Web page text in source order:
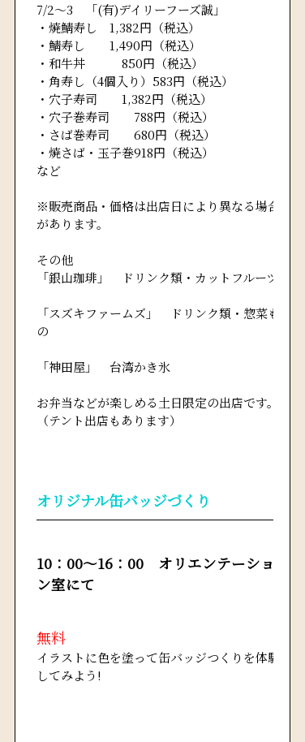
7/2～3 「(有)デイリーフーズ誠」
・焼鯖寿し 1,382円（税込）
・鯖寿し 1,490円（税込）
・和牛丼 850円（税込）
・角寿し（4個入り）583円（税込）
・穴子寿司 1,382円（税込）
・穴子巻寿司 788円（税込）
・さば巻寿司 680円（税込）
・焼さば・玉子巻918円（税込）
など
※販売商品・価格は出店日により異なる場合
があります。
その他
「銀山珈琲」 ドリンク類・カットフルーツ
「スズキファームズ」 ドリンク類・惣菜も
の
「神田屋」 台湾かき氷
お弁当などが楽しめる土日限定の出店です。
（テント出店もあります）
オリジナル缶バッジづくり
10：00～16：00 オリエンテーショ
ン室にて
無料
イラストに色を塗って缶バッジつくりを体験
してみよう!